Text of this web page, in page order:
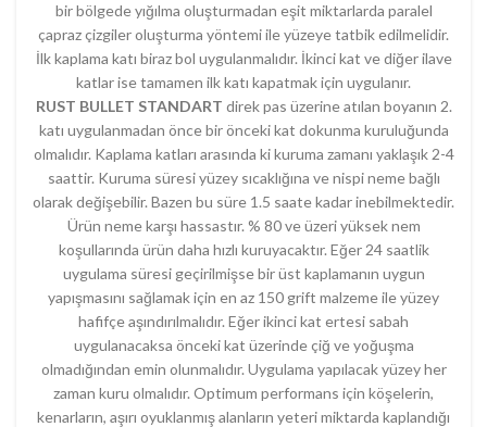
bir bölgede yığılma oluşturmadan eşit miktarlarda paralel
çapraz çizgiler oluşturma yöntemi ile yüzeye tatbik edilmelidir.
İlk kaplama katı biraz bol uygulanmalıdır. İkinci kat ve diğer ilave
katlar ise tamamen ilk katı kapatmak için uygulanır.
RUST BULLET STANDART direk pas üzerine atılan boyanın 2.
katı uygulanmadan önce bir önceki kat dokunma kuruluğunda
olmalıdır. Kaplama katları arasında ki kuruma zamanı yaklaşık 2-4
saattir. Kuruma süresi yüzey sıcaklığına ve nispi neme bağlı
olarak değişebilir. Bazen bu süre 1.5 saate kadar inebilmektedir.
Ürün neme karşı hassastır. % 80 ve üzeri yüksek nem
koşullarında ürün daha hızlı kuruyacaktır. Eğer 24 saatlik
uygulama süresi geçirilmişse bir üst kaplamanın uygun
yapışmasını sağlamak için en az 150 grift malzeme ile yüzey
hafifçe aşındırılmalıdır. Eğer ikinci kat ertesi sabah
uygulanacaksa önceki kat üzerinde çiğ ve yoğuşma
olmadığından emin olunmalıdır. Uygulama yapılacak yüzey her
zaman kuru olmalıdır. Optimum performans için köşelerin,
kenarların, aşırı oyuklanmış alanların yeteri miktarda kaplandığı